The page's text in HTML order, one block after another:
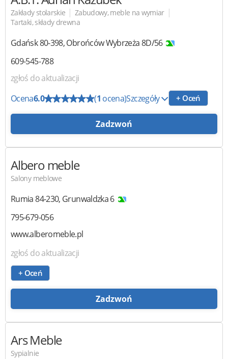
Zakłady stolarskie | Zabudowy, meble na wymiar |
Tartaki, składy drewna
Gdańsk80-398,Obrońców Wybrzeża 8D/56
609-545-788
zgłoś do aktualizacji
Ocena6.0 (1 ocena)Szczegóły + Oceń
Zadzwoń
Albero meble
Salony meblowe
Rumia84-230, Grunwaldzka 6
795-679-056
www.alberomeble.pl
zgłoś do aktualizacji
+ Oceń
Zadzwoń
Ars Meble
Sypialnie